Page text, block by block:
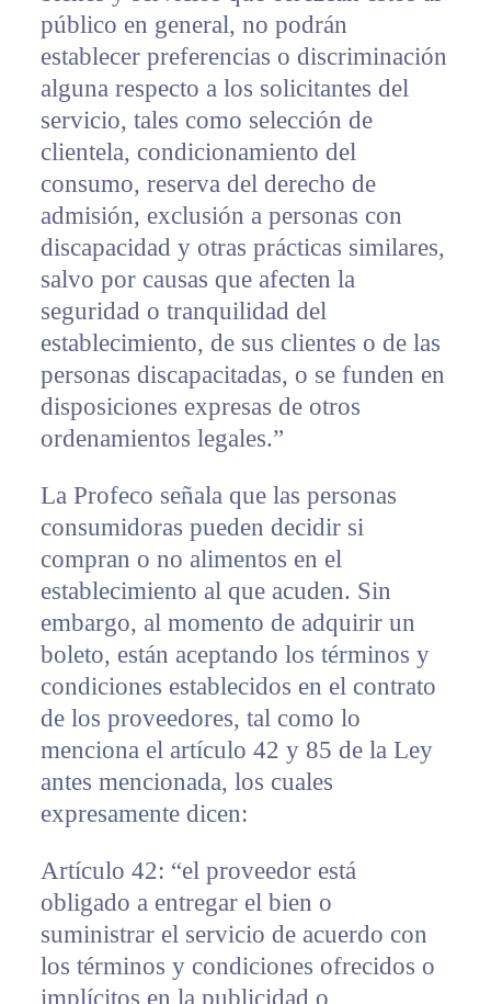
público en general, no podrán
establecer preferencias o discriminación
alguna respecto a los solicitantes del
servicio, tales como selección de
clientela, condicionamiento del
consumo, reserva del derecho de
admisión, exclusión a personas con
discapacidad y otras prácticas similares,
salvo por causas que afecten la
seguridad o tranquilidad del
establecimiento, de sus clientes o de las
personas discapacitadas, o se funden en
disposiciones expresas de otros
ordenamientos legales.”
La Profeco señala que las personas
consumidoras pueden decidir si
compran o no alimentos en el
establecimiento al que acuden. Sin
embargo, al momento de adquirir un
boleto, están aceptando los términos y
condiciones establecidos en el contrato
de los proveedores, tal como lo
menciona el artículo 42 y 85 de la Ley
antes mencionada, los cuales
expresamente dicen:
Artículo 42: “el proveedor está
obligado a entregar el bien o
suministrar el servicio de acuerdo con
los términos y condiciones ofrecidos o
implícitos en la publicidad o